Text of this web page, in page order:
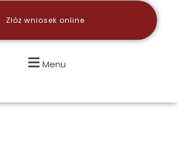
Złóż wniosek online
Menu